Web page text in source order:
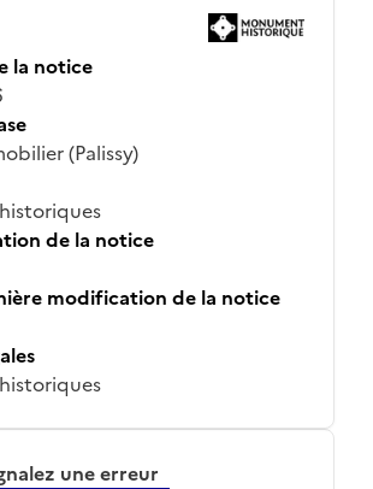
la notice
(Palissy)
de la notice
modification de la notice
une erreur